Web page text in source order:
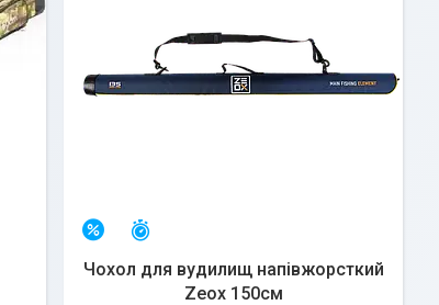
–7%
Чохол для вудилищ напівжорсткий
Zeox 150см